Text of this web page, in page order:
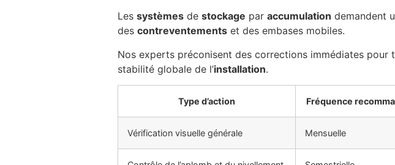
Les systèmes de stockage par accumulation demandent
des contreventements et des embases mobiles.
Nos experts préconisent des corrections immédiates pour
stabilité globale de l’installation.
Type d’action Fréquence
Vérification visuelle générale Mensuelle